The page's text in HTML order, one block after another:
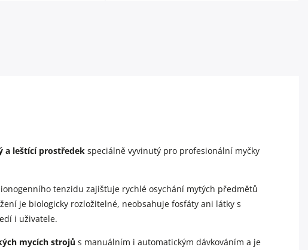
a leštící prostředek speciálně vyvinutý pro profesionální myčky
tenzidu zajišťuje rychlé osychání mytých předmětů
je biologicky rozložitelné, neobsahuje fosfáty ani látky s
i uživatele.
mycích strojů s manuálním i automatickým dávkováním a je